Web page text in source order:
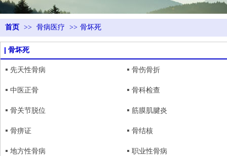
首页 >> 骨病医疗 >> 骨坏死
骨坏死
先天性骨病 骨伤骨折
中医正骨 骨科检查
骨关节脱位 筋膜肌腱炎
骨痹证 骨结核
地方性骨病 职业性骨病